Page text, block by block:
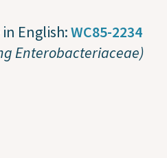
English:WC85-2234
Enterobacteriaceae)